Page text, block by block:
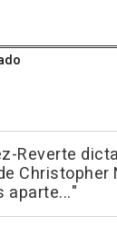
Reverte
aparte..."